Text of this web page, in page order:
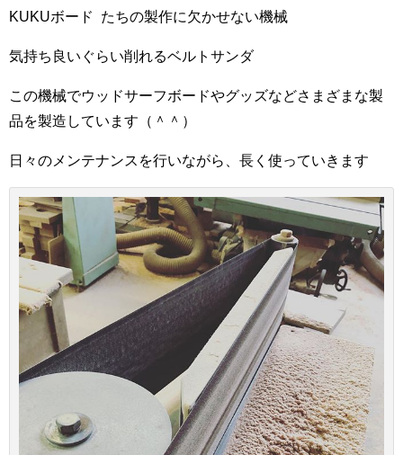
KUKUボード たちの製作に欠かせない機械
気持ち良いぐらい削れるベルトサンダ
この機械でウッドサーフボードやグッズなどさまざまな製
品を製造しています（＾＾）
日々のメンテナンスを行いながら、長く使っていきます